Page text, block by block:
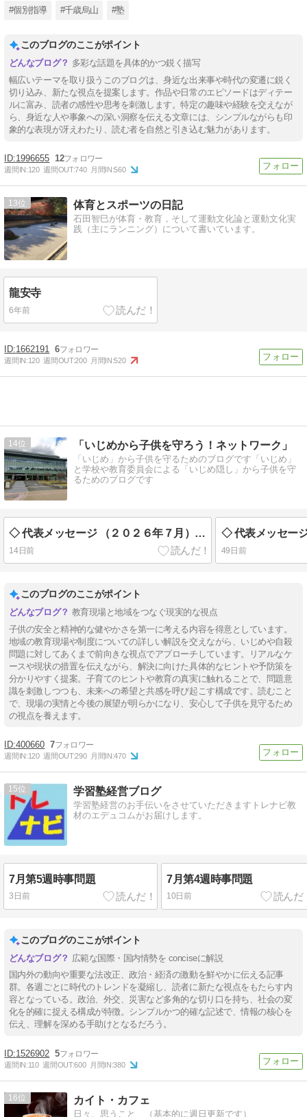
#個別指導 #千歳烏山 #塾
このブログのここがポイント
多彩な話題を具体的かつ鋭く描写
幅広いテーマを取り扱うこのブログは、身近な出来事や時代の変遷に鋭く
切り込み、新たな視点を提案します。作品や日常のエピソードはディテー
ルに富み、読者の感性や思考を刺激します。特定の趣味や経験を交えなが
ら、身近な人や事象への深い洞察を伝える文章には、シンプルながらも印
象的な表現が冴えわたり、読む者を自然と引き込む魅力があります。
1996655 12
週間IN:120 週間OUT:740 月間IN:560
13 体育とスポーツの日記
石田智巳が体育・教育，そして運動文化論と運動文化実
践（主にランニング）について書いています。
龍安寺
6年前
1662191 6
週間IN:120 週間OUT:200 月間IN:520
14 「いじめから子供を守ろう！ネットワーク」
「いじめ」から子供を守るためのブログです「いじめ」
と学校や教育委員会による「いじめ隠し」から子供を守
るためのブログです
◇ 代表メッセージ （２０２６年７月） ◇◆ 裁判官は人の心に配慮すべき ◆◇
14日前 49日前
このブログのここがポイント
教育現場と地域をつなぐ現実的な視点
子供の安全と精神的な健やかさを第一に考える内容を得意としています。
地域の教育現場や制度についての詳しい解説を交えながら、いじめや自殺
問題に対してあくまで前向きな視点でアプローチしています。リアルなケ
ースや現状の措置を伝えながら、解決に向けた具体的なヒントや予防策を
分かりやすく提案。子育てのヒントや教育の真実に触れることで、問題意
識を刺激しつつも、未来への希望と共感を呼び起こす構成です。読むこと
で、現場の実情と今後の展望が明らかになり、安心して子供を見守るため
の視点を養えます。
400660 7
週間IN:120 週間OUT:290 月間IN:470
15 学習塾経営ブログ
学習塾経営のお手伝いをさせていただきますトレナビ教
材のエデュコムがお届けします。
7月第5週時事問題
3日前
7月第4週時事問題
10日前
このブログのここがポイント
広範な国際・国内情勢を conciseに解説
国内外の動向や重要な法改正、政治・経済の激動を鮮やかに伝える記事
群。各週ごとに時代のトレンドを凝縮し、読者に新たな視点をもたらす内
容となっている。政治、外交、災害など多角的な切り口を持ち、社会の変
化を的確に捉える構成が特徴。シンプルかつ的確な記述で、情報の核心を
伝え、理解を深める手助けとなるだろう。
1526902 5
週間IN:110 週間OUT:600 月間IN:380
16 カイト・カフェ
日々、思うこと （基本的に週日更新です）